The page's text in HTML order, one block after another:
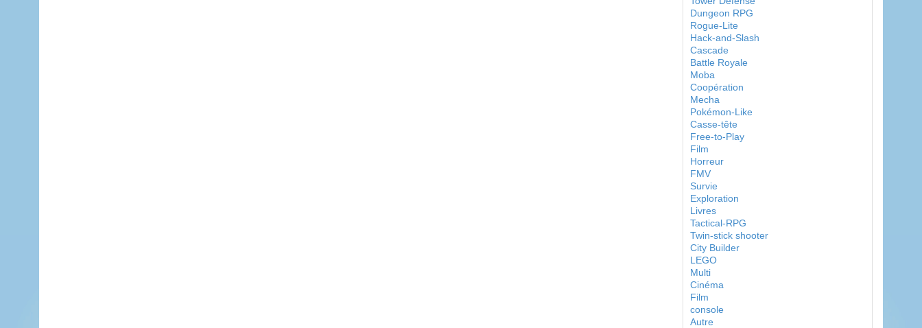
Dungeon RPG
Rogue-Lite
Hack-and-Slash
Cascade
Battle Royale
Moba
Coopération
Mecha
Pokémon-Like
Casse-tête
Free-to-Play
Film
Horreur
FMV
Survie
Exploration
Livres
Tactical-RPG
Twin-stick shooter
City Builder
LEGO
Multi
Cinéma
Film
console
Autre